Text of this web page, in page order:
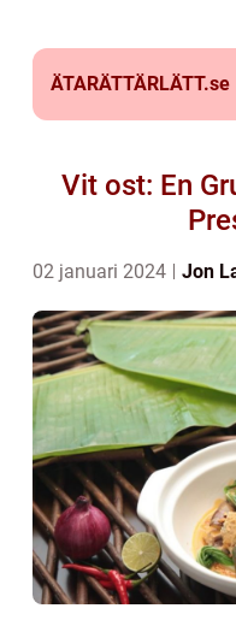
ÄTARÄTTÄRLÄTT.se
Vit ost: En
02 januari 2024 Jon